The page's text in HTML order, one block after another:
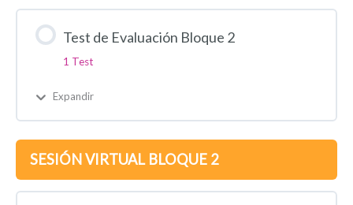
Test de Evaluación Bloque 2
1 Test
Expandir
SESIÓN VIRTUAL BLOQUE 2